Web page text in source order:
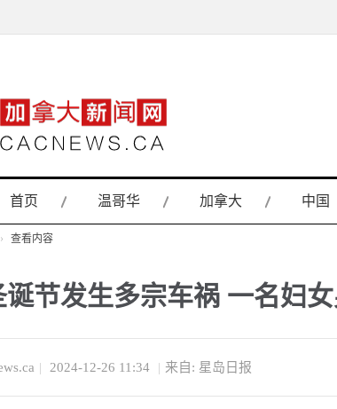
首页 温哥华 加拿大 中国
› 查看内容
诞节发生多宗车祸 一名妇
| 2024-12-26 11:34 | 来自: 星岛日报